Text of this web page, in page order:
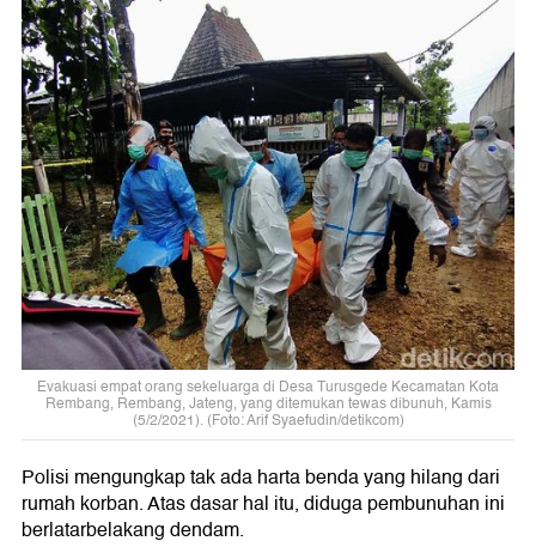
Evakuasi empat orang sekeluarga di Desa Turusgede Kecamatan Kota
Rembang, Rembang, Jateng, yang ditemukan tewas dibunuh, Kamis
(5/2/2021). (Foto: Arif Syaefudin/detikcom)
Polisi mengungkap tak ada harta benda yang hilang dari
rumah korban. Atas dasar hal itu, diduga pembunuhan ini
berlatarbelakang dendam.